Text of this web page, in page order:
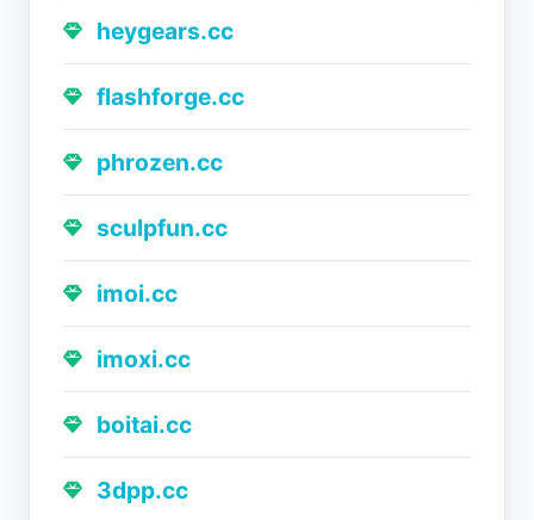
heygears.cc
flashforge.cc
phrozen.cc
sculpfun.cc
imoi.cc
imoxi.cc
boitai.cc
3dpp.cc